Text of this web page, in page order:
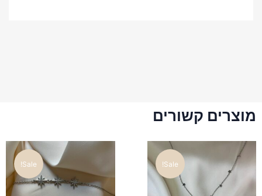
מוצרים קשורים
Sale!
Sale!